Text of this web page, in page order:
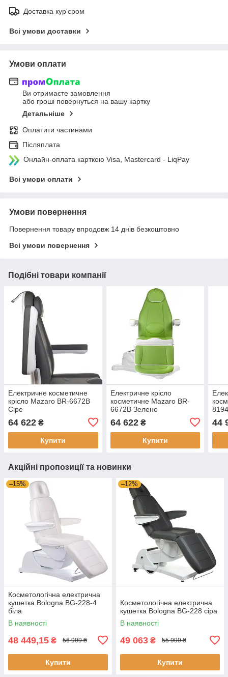
Доставка кур'єром
Всі умови доставки
Умови оплати
Ви отримаєте замовлення
або гроші повернуться на вашу картку
Детальніше
Оплатити частинами
Післяплата
Онлайн-оплата карткою Visa, Mastercard - LiqPay
Всі умови оплати
Умови повернення
Повернення товару впродовж 14 днів безкоштовно
Всі умови повернення
Подібні товари компанії
Електричне косметичне
крісло Mazaro BR-6672B
Сіре
64 622 ₴
Купити
Електричне крісло
косметичне Mazaro BR-
6672B Зелене
64 622₴
Купити
44
Акційні пропозиції та новинки
–15%
Косметологічна електрична
кушетка Bologna BG-228-4
біла
В наявності
48 449,15 ₴ 56 999 ₴
Купити
–12%
Косметологічна електрична
кушетка Bologna BG-228 сіра
В наявності
49 063 ₴ 55 999 ₴
Купити